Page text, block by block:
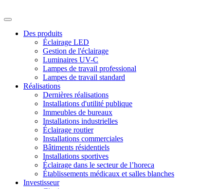
Des produits
Éclairage LED
Gestion de l'éclairage
Luminaires UV-C
Lampes de travail professional
Lampes de travail standard
Réalisations
Dernières réalisations
Installations d'utilité publique
Immeubles de bureaux
Installations industrielles
Éclairage routier
Installations commerciales
Bâtiments résidentiels
Installations sportives
Éclairage dans le secteur de l’horeca
Établissements médicaux et salles blanches
Investisseur